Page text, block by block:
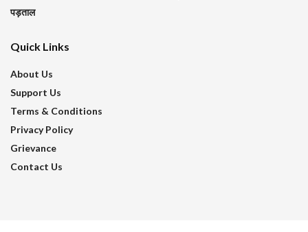
पड़ताल
Quick Links
About Us
Support Us
Terms & Conditions
Privacy Policy
Grievance
Contact Us